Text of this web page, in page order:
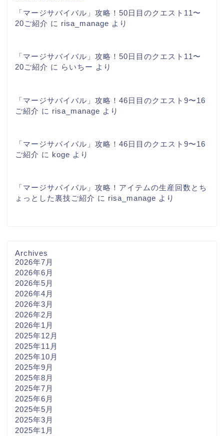
「マージサバイバル」攻略！50日目のクエスト11〜
20ご紹介 に risa_manage より
「マージサバイバル」攻略！50日目のクエスト11〜
20ご紹介 に らいちー より
「マージサバイバル」攻略！46日目のクエスト9〜16
ご紹介 に risa_manage より
「マージサバイバル」攻略！46日目のクエスト9〜16
ご紹介 に koge より
「マージサバイバル」攻略！アイテムの生産回数とち
ょっとした裏技ご紹介 に risa_manage より
Archives
2026年7月
2026年6月
2026年5月
2026年4月
2026年3月
2026年2月
2026年1月
2025年12月
2025年11月
2025年10月
2025年9月
2025年8月
2025年7月
2025年6月
2025年5月
2025年3月
2025年1月